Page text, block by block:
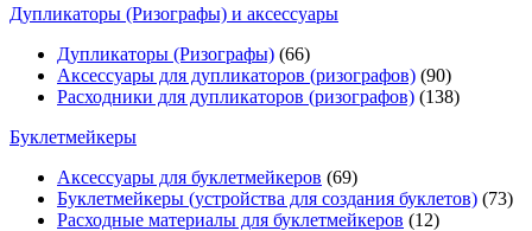
Дупликаторы (Ризографы) и аксессуары
Дупликаторы (Ризографы) (66)
Аксессуары для дупликаторов (ризографов) (90)
Расходники для дупликаторов (ризографов) (138)
Буклетмейкеры
Аксессуары для буклетмейкеров (69)
Буклетмейкеры (устройства для создания буклетов) (73)
Расходные материалы для буклетмейкеров (12)